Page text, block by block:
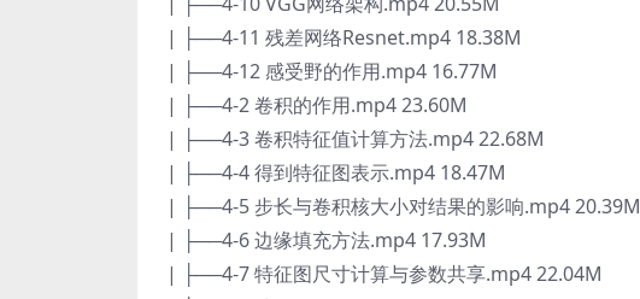
| ├──4-11 残差网络Resnet.mp4 18.38M
| ├──4-12 感受野的作用.mp4 16.77M
| ├──4-2 卷积的作用.mp4 23.60M
| ├──4-3 卷积特征值计算方法.mp4 22.68M
| ├──4-4 得到特征图表示.mp4 18.47M
| ├──4-5 步长与卷积核大小对结果的影响.mp4 20.39M
| ├──4-6 边缘填充方法.mp4 17.93M
| ├──4-7 特征图尺寸计算与参数共享.mp4 22.04M